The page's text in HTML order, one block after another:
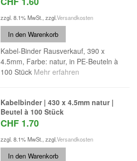
zzgl. 8.1% MwSt.,zzgl.Versandkosten
In den Warenkorb
Kabel-Binder Rausverkauf, 390 x
4.5mm, Farbe: natur, in PE-Beuteln à
100 Stück Mehr erfahren
Kabelbinder | 430 x 4.5mm natur |
Beutel à 100 Stück
CHF 1.70
zzgl. 8.1% MwSt.,zzgl.Versandkosten
In den Warenkorb